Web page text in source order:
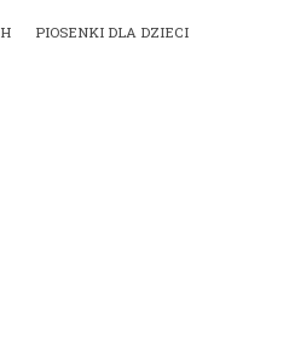
PIOSENKI DLA DZIECI